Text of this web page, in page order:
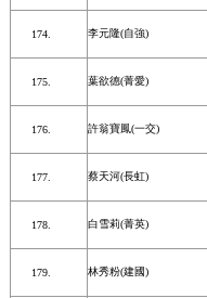
李元隆(自強)
葉欲德(菁愛)
許翁寶鳳(一交)
蔡天河(長虹)
白雪莉(菁英)
林秀粉(建國)